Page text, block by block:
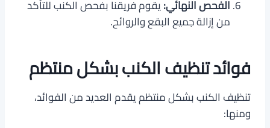
الفحص النهائي:يقوم فريقنا بفحص الكنب للتأكد
من إزالة جميع البقع والروائح.
فوائد تنظيف الكنب بشكل منتظم
تنظيف الكنب بشكل منتظم يقدم العديد من الفوائد،
ومنها: